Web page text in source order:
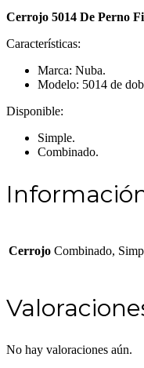
Cerrojo 5014 De Perno
Características:
Marca: Nuba.
Modelo: 5014 de
Disponible:
Simple.
Combinado.
Cerrojo Combinado,
No hay valoraciones aún.